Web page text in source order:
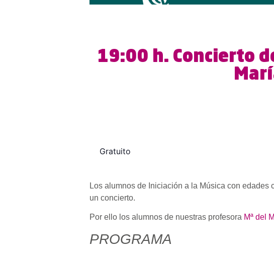
19:00 h. Concierto
Gratuito
Los alumnos de Iniciación a la Música con
un concierto.
Por ello los alumnos de nuestras profesora Mª del
PROGRAMA